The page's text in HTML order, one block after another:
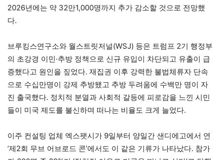
2026년에는 약 32만1,000명까지 추가 감소할 것으로 전망했
다.
브루킹스연구소와 월스트릿저널(WSJ) 등은 트럼프 2기 행정부
의 초강경 이민·추방 정책으로 신규 유입이 차단되고 유출이 급
증했다고 원인을 짚었다. 재집권 이후 강력한 불법체류자 단속
으로 수십만명이 강제 추방됐고 추방 두려움에 수백만 명이 자
진 출국했다. 정치적 분열과 사회적 갈등에 피로감을 느낀 시민
들이 미국 제도를 불신하며 떠나는 비율도 크게 늘었다.
이주 컨설팅 업체 엑스팻시가 9일부터 양일간 샌디에고에서 연
‘제2회 무브 어브로드 콘’에서도 이 같은 기류가 나타났다. 참가